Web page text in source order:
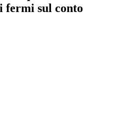
fermi sul conto